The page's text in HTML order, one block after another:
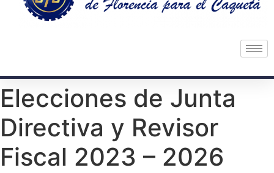
Elecciones de Junta
Directiva y Revisor
Fiscal 2023 – 2026